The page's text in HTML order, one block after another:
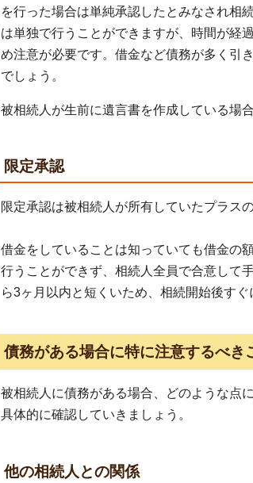
を行った場合は単純承認したとみなされ相
は単独で行うことができますが、時間が経
め注意が必要です。借金など債務が多く引
でしょう。
被相続人が生前に遺言書を作成している場
限定承認
限定承認は被相続人が所有していたプラス
借金をしていることは知っていても借金の
行うことができず、相続人全員で合意して
ら3ヶ月以内と短くいため、相続開始後すぐ
債務がある場合に特に注意するべき
被相続人に債務がある場合、どのような点
具体的に確認していきましょう。
他の相続人との関係